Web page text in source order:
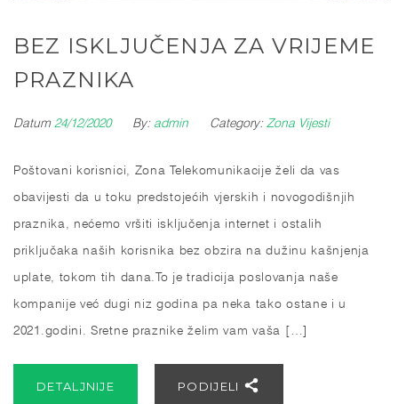
BEZ ISKLJUČENJA ZA VRIJEME
PRAZNIKA
Datum 24/12/2020 By: admin Category: Zona Vijesti
Poštovani korisnici, Zona Telekomunikacije želi da vas
obavijesti da u toku predstojećih vjerskih i novogodišnjih
praznika, nećemo vršiti isključenja internet i ostalih
priključaka naših korisnika bez obzira na dužinu kašnjenja
uplate, tokom tih dana.To je tradicija poslovanja naše
kompanije već dugi niz godina pa neka tako ostane i u
2021.godini. Sretne praznike želim vam vaša […]
DETALJNIJE PODIJELI